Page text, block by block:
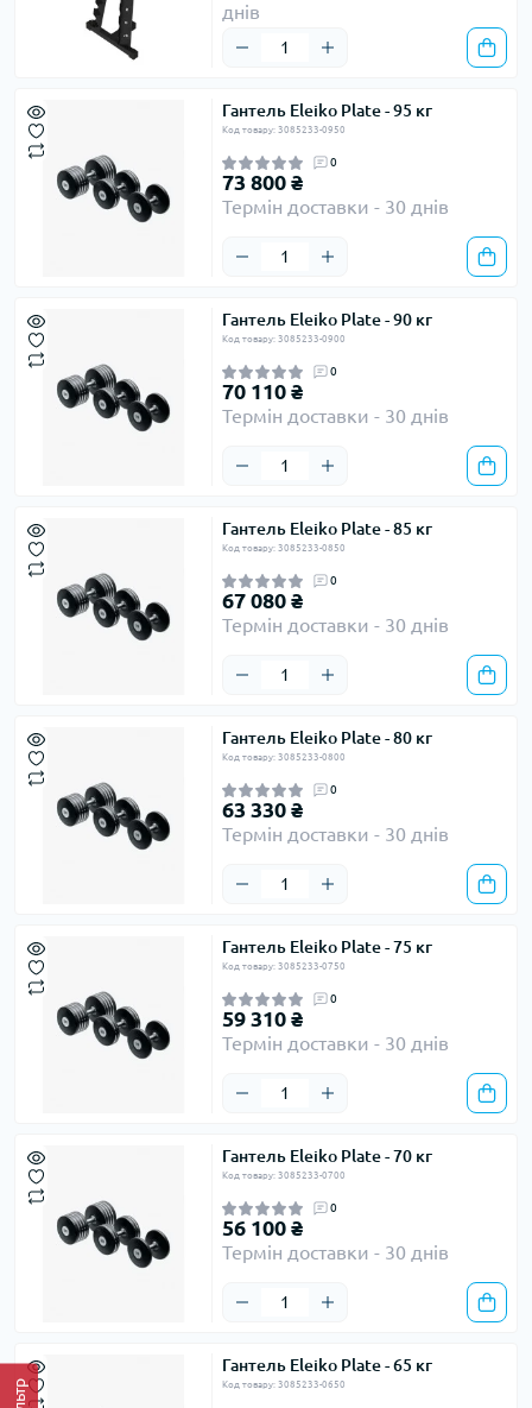
днів
Гантель Eleiko Plate - 95 кг
Код товару: 3085233-0950
0
73 800 ₴
Термін доставки - 30 днів
Гантель Eleiko Plate - 90 кг
Код товару: 3085233-0900
0
70 110 ₴
Термін доставки - 30 днів
Гантель Eleiko Plate - 85 кг
Код товару: 3085233-0850
0
67 080 ₴
Термін доставки - 30 днів
Гантель Eleiko Plate - 80 кг
Код товару: 3085233-0800
0
63 330 ₴
Термін доставки - 30 днів
Гантель Eleiko Plate - 75 кг
Код товару: 3085233-0750
0
59 310 ₴
Термін доставки - 30 днів
Гантель Eleiko Plate - 70 кг
Код товару: 3085233-0700
0
56 100 ₴
Термін доставки - 30 днів
Гантель Eleiko Plate - 65 кг
Код товару: 3085233-0650